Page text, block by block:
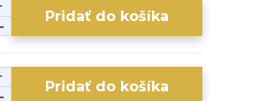
Pridať do košíka
Pridať do košíka